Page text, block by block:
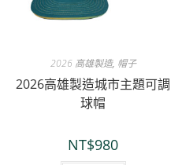
2026 高雄製造, 帽子
2026高雄製造城市主題可調
球帽
NT$980